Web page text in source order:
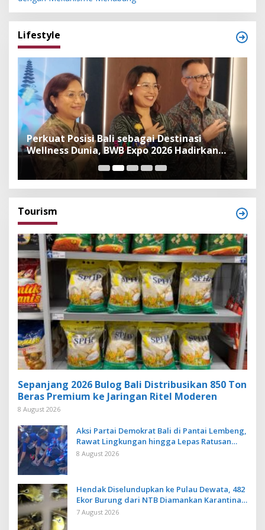
Lifestyle
Perkuat Posisi Bali sebagai Destinasi
Wellness Dunia, BWB Expo 2026 Hadirkan
Exhibitor Nasional dan Global
Tourism
Sepanjang 2026 Bulog Bali Distribusikan 850 Ton
Beras Premium ke Jaringan Ritel Moderen
8 August 2026
Aksi Partai Demokrat Bali di Pantai Lembeng,
Rawat Lingkungan hingga Lepas Ratusan
Tukik Bedawang Nala
8 August 2026
Hendak Diselundupkan ke Pulau Dewata, 482
Ekor Burung dari NTB Diamankan Karantina
Bali
7 August 2026